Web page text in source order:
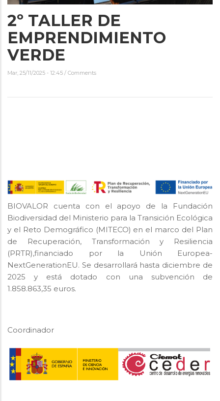
2º TALLER DE
EMPRENDIMIENTO
VERDE
Mar, 25/11/2025 - 12:45 / Comments
BIOVALOR cuenta con el apoyo de la Fundación
Biodiversidad del Ministerio para la Transición Ecológica
y el Reto Demográfico (MITECO) en el marco del Plan
de Recuperación, Transformación y Resiliencia
(PRTR),financiado por la Unión Europea-
NextGenerationEU. Se desarrollará hasta diciembre de
2025 y está dotado con una subvención de
1.858.863,35 euros.
Coordinador